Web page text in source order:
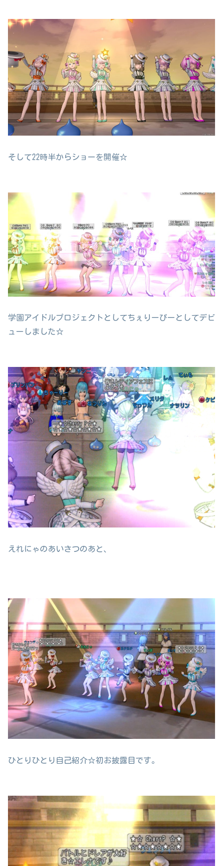
そして22時半からショーを開催☆
学園アイドルプロジェクトとしてちぇりーぴーとしてデビ
ューしました☆
えれにゃのあいさつのあと、
ひとりひとり自己紹介☆初お披露目です。